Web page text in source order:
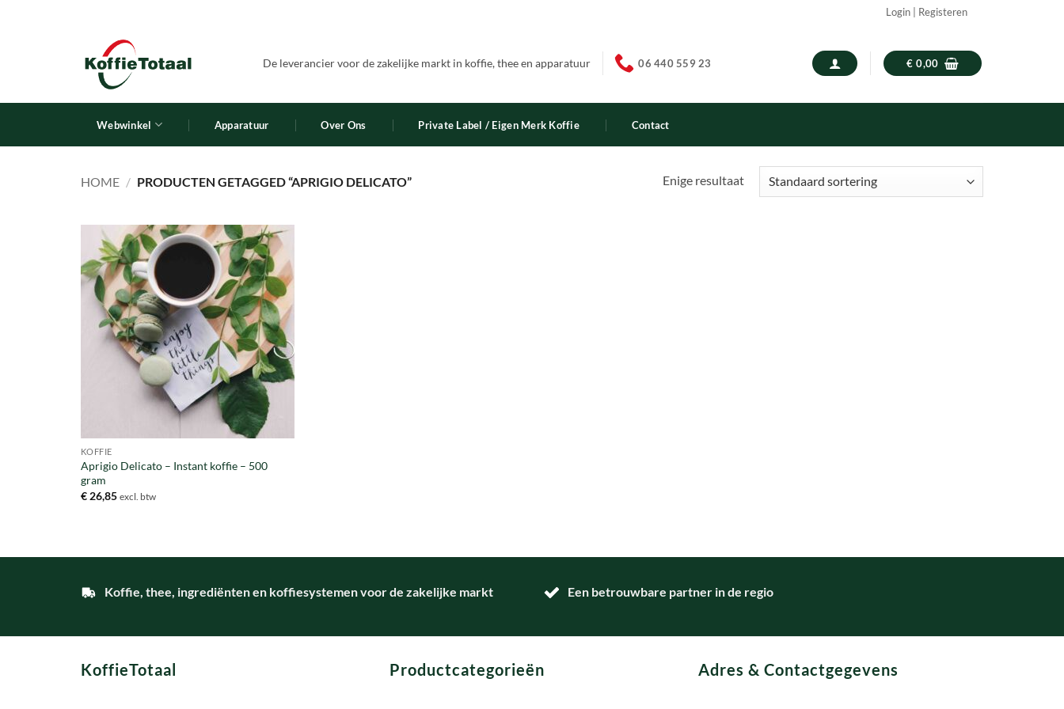
Login | Registeren
De leverancier voor de zakelijke markt in koffie, thee en apparatuur 06 440 559 23 € 0,00
Webwinkel Apparatuur Over Ons Private Label / Eigen Merk Koffie Contact
HOME / PRODUCTEN GETAGGED “APRIGIO DELICATO” Enige resultaat
KOFFIE
Aprigio Delicato – Instant koffie – 500
gram
€26,85 excl. btw
Koffie, thee, ingrediënten en koffiesystemen voor de zakelijke markt Een betrouwbare partner in de regio
KoffieTotaal Productcategorieën Adres & Contactgegevens